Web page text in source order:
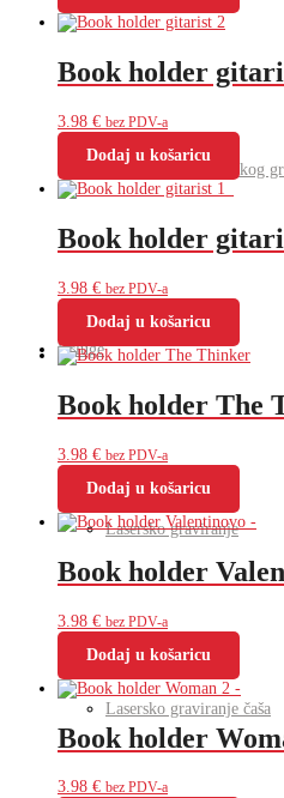
Cjenik usluga laserskog
Usluge
Lasersko graviranje
Lasersko graviranje čaša
Book holder
3.98 € bez PDV-a
Dodaj u košaricu
Book holder
3.98 € bez PDV-a
Dodaj u košaricu
Book holder The
3.98 € bez PDV-a
Dodaj u košaricu
Book holder
3.98 € bez PDV-a
Dodaj u košaricu
Book holder
3.98 € bez PDV-a